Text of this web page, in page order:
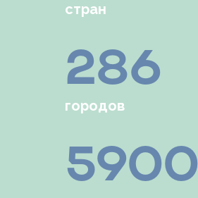
5900
286
городов
стран